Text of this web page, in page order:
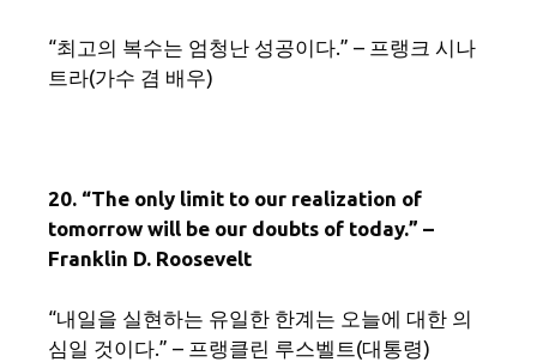
“최고의 복수는 엄청난 성공이다.” – 프랭크 시나
트라(가수 겸 배우)
20. “The only limit to our realization of
tomorrow will be our doubts of today.” –
Franklin D. Roosevelt
“내일을 실현하는 유일한 한계는 오늘에 대한 의
심일 것이다.” – 프랭클린 루스벨트(대통령)